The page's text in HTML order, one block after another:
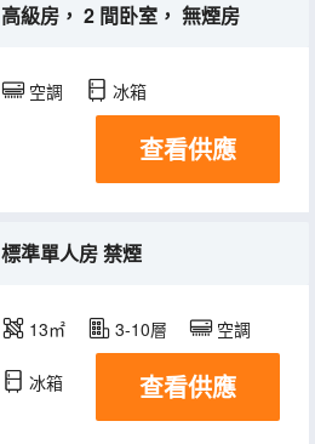
高級房， 2 間卧室， 無煙房
空調 冰箱
查看供應
標準單人房 禁煙
13㎡ 3-10層 空調
冰箱 查看供應